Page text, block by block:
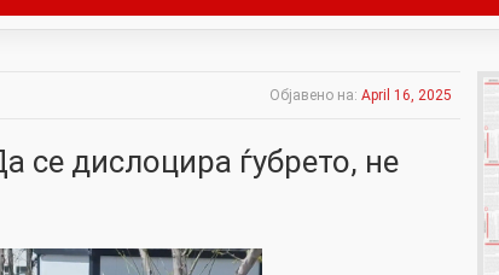
Објавено на: April 16, 2025
се дислоцира ѓубрето, не